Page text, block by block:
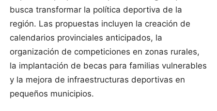
busca transformar la política deportiva de la
región. Las propuestas incluyen la creación de
calendarios provinciales anticipados, la
organización de competiciones en zonas rurales,
la implantación de becas para familias vulnerables
y la mejora de infraestructuras deportivas en
pequeños municipios.